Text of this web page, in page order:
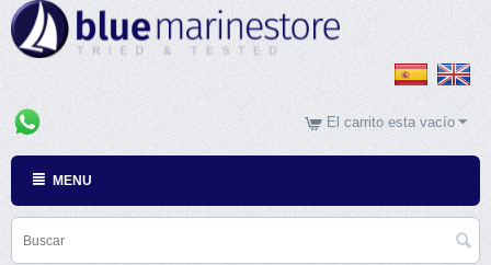
El carrito esta vacío
MENU